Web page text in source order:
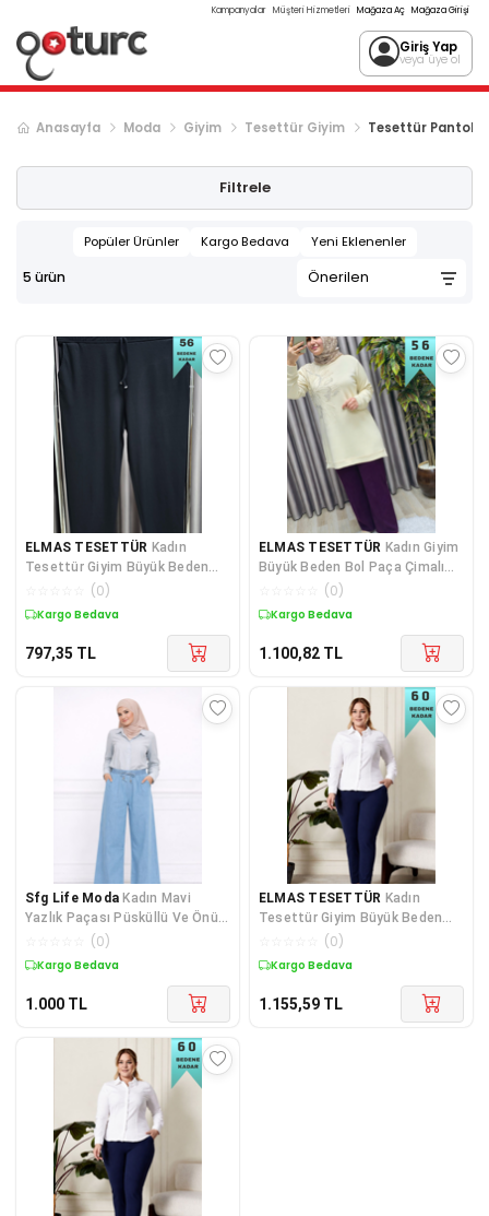
Kampanyalar Müşteri Hizmetleri Mağaza Aç Mağaza Girişi
Giriş Yap
veya üye ol
Anasayfa Moda Giyim Tesettür Giyim Tesettür
Filtrele
Popüler Ürünler Kargo Bedava Yeni Eklenenler
5 ürün
ELMAS TESETTÜR Kadın
Tesettür Giyim Büyük Beden
Fitilli Örme Pantolon
(0)
Kargo Bedava
797,35 TL
ELMAS TESETTÜR Kadın Giyim
Büyük Beden Bol Paça Çimalı
Cepli Astarlı Nergiz Pant
(0)
Kargo Bedava
1.100,82 TL
Sfg Life Moda Kadın Mavi
Yazlık Paçası Püsküllü Ve Önü
Bağcıklı Şık Trend Yıkamalı
(0)
Kargo Bedava
1.000 TL
ELMAS TESETTÜR Kadın
Tesettür Giyim Büyük Beden
Rivetli Scuba Pantolon
(0)
Kargo Bedava
1.155,59 TL